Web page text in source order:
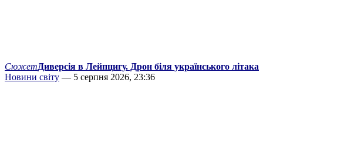
СюжетДиверсія в Лейпцигу. Дрон біля українського літака
Новини світу — 5 серпня 2026, 23:36